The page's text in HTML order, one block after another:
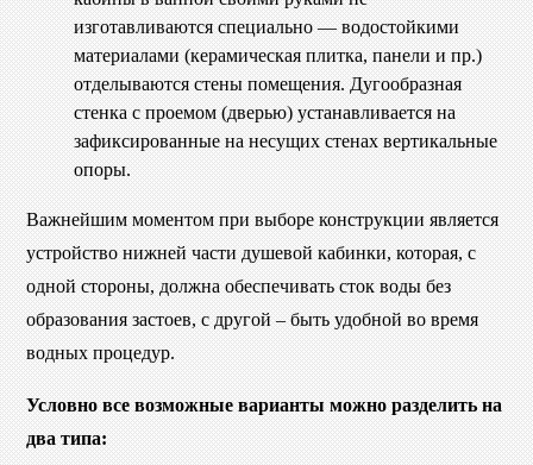
изготавливаются специально — водостойкими
материалами (керамическая плитка, панели и пр.)
отделываются стены помещения. Дугообразная
стенка с проемом (дверью) устанавливается на
зафиксированные на несущих стенах вертикальные
опоры.
Важнейшим моментом при выборе конструкции является
устройство нижней части душевой кабинки, которая, с
одной стороны, должна обеспечивать сток воды без
образования застоев, с другой – быть удобной во время
водных процедур.
Условно все возможные варианты можно разделить на
два типа: